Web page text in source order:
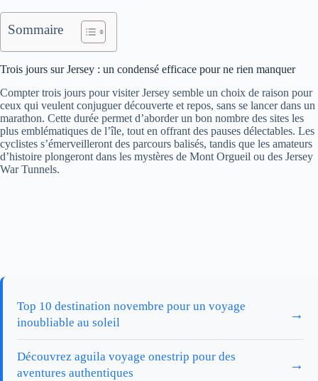
Sommaire
Trois jours sur Jersey : un condensé efficace pour ne rien manquer
Compter trois jours pour visiter Jersey semble un choix de raison pour
ceux qui veulent conjuguer découverte et repos, sans se lancer dans un
marathon. Cette durée permet d’aborder un bon nombre des sites les
plus emblématiques de l’île, tout en offrant des pauses délectables. Les
cyclistes s’émerveilleront des parcours balisés, tandis que les amateurs
d’histoire plongeront dans les mystères de Mont Orgueil ou des Jersey
War Tunnels.
Top 10 destination novembre pour un voyage
inoubliable au soleil
→
Découvrez aguila voyage onestrip pour des
aventures authentiques
→